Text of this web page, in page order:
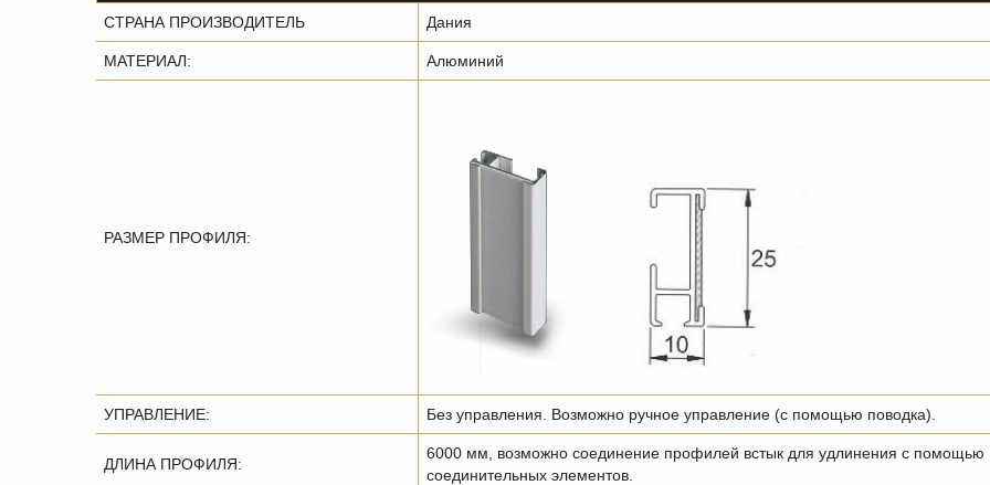
СТРАНА ПРОИЗВОДИТЕЛЬ Дания
МАТЕРИАЛ: Алюминий
РАЗМЕР ПРОФИЛЯ:
УПРАВЛЕНИЕ: Без управления. Возможно ручное управление (с помощью поводка).
ДЛИНА ПРОФИЛЯ:
6000 мм, возможно соединение профилей встык для удлинения с помощью
соединительных элементов.